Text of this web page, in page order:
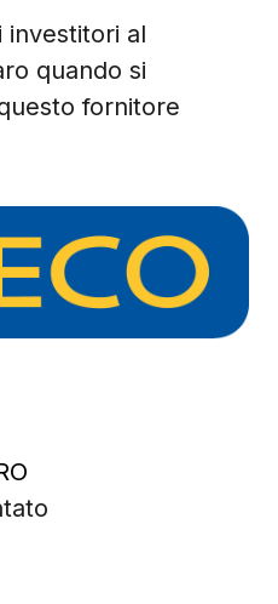
investitori al
quando si
fornitore